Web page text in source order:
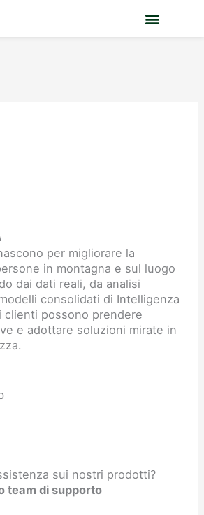
per migliorare la
in montagna e sul luogo
dai dati reali, da analisi
consolidati di Intelligenza
possono prendere
e adottare soluzioni mirate in
sui nostri prodotti?
team di supporto